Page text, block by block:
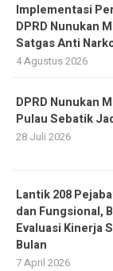
Implementasi
DPRD Nunukan
Satgas Anti
4 Agustus 2026
DPRD Nunukan
Pulau Sebatik
28 Juli 2026
Lantik 208
dan Fungsional,
Evaluasi Kinerja
Bulan
7 April 2026